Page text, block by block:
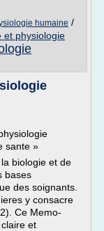
humaine /
et physiologie
sante »
biologie et de
bases
des soignants.
y consacre
Ce Memo-
et